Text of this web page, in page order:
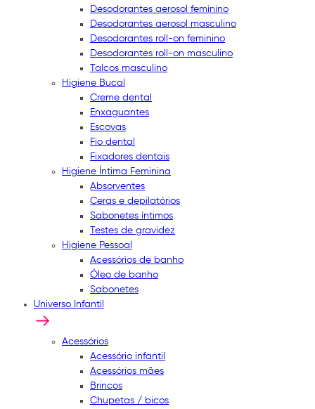
Desodorantes aerosol feminino
Desodorantes aerosol masculino
Desodorantes roll-on feminino
Desodorantes roll-on masculino
Talcos masculino
Higiene Bucal
Creme dental
Enxaguantes
Escovas
Fio dental
Fixadores dentais
Higiene Íntima Feminina
Absorventes
Ceras e depilatórios
Sabonetes íntimos
Testes de gravidez
Higiene Pessoal
Acessórios de banho
Óleo de banho
Sabonetes
Universo Infantil
Acessórios
Acessório infantil
Acessórios mães
Brincos
Chupetas / bicos